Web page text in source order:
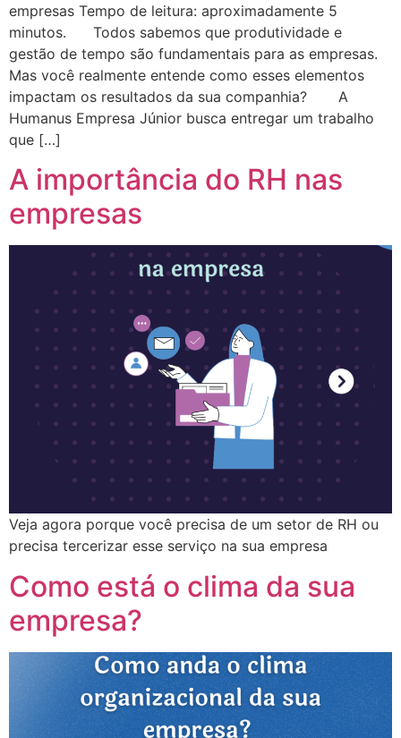
empresas Tempo de leitura: aproximadamente 5
minutos. Todos sabemos que produtividade e
gestão de tempo são fundamentais para as empresas.
Mas você realmente entende como esses elementos
impactam os resultados da sua companhia? A
Humanus Empresa Júnior busca entregar um trabalho
que […]
A importância do RH nas
empresas
Veja agora porque você precisa de um setor de RH ou
precisa tercerizar esse serviço na sua empresa
Como está o clima da sua
empresa?